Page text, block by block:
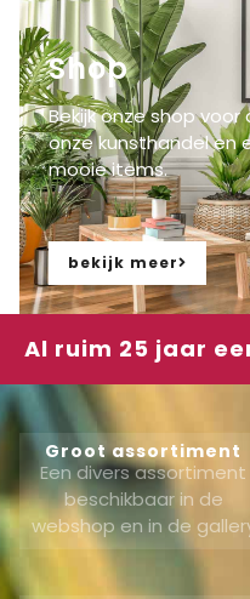
Shop
Bekijk onze shop
onze kunsthandel en
mooie items.
bekijk meer
Al ruim 25 jaar
Groot assortiment
Een divers assortiment
beschikbaar in de
webshop en in de